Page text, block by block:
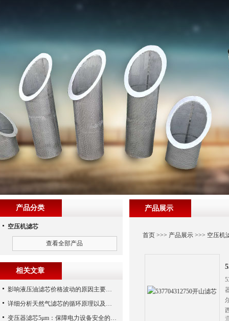
产品展示
首页 >>> 产品展示 >>> 空压机
产品分类
空压机滤芯
查看全部产品
相关文章
影响液压油滤芯价格波动的原因主要有哪些呢？
详细分析天然气滤芯的循环原理以及使用特性
变压器滤芯5μm：保障电力设备安全的关键